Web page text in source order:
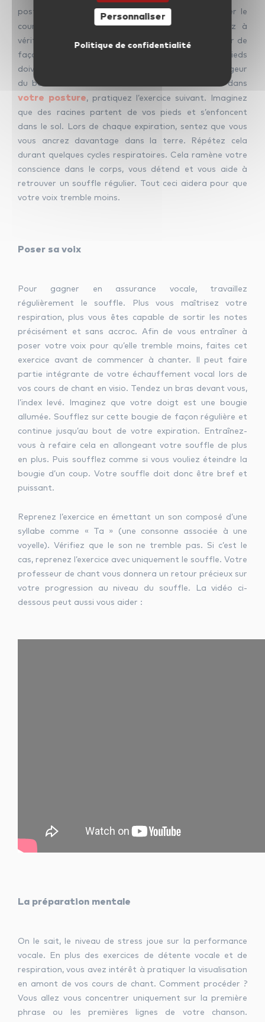
posture est stable et ancrée.Avant de commencer le
cours avec votreprofesseur de chant
, pensez à
vérifier votre position. Tenez-vous droit sans raideur de
façon à ce que vos épaules soient dégagées. Vos pieds
doivent être bien à plat sur le sol, écartés de la largeur
du bassin. Pour vous aider à vous sentir sécurisé dans
votre posture, pratiquez l’exercice suivant. Imaginez
que des racines partent de vos pieds et s’enfoncent
dans le sol. Lors de chaque expiration, sentez que vous
vous ancrez davantage dans la terre. Répétez cela
durant quelques cycles respiratoires. Cela ramène votre
conscience dans le corps, vous détend et vous aide à
retrouver un souffle régulier. Tout ceci aidera pour que
votre voix tremble moins.
Poser sa voix
Pour gagner en assurance vocale, travaillez
régulièrement le souffle. Plus vous maîtrisez votre
respiration, plus vous êtes capable de sortir les notes
précisément et sans accroc. Afin de vous entraîner à
poser votre voix pour qu’elle tremble moins, faites cet
exercice avant de commencer à chanter. Il peut faire
partie intégrante de votre échauffement vocal lors de
vos cours de chant en visio. Tendez un bras devant vous,
l’index levé. Imaginez que votre doigt est une bougie
allumée. Soufflez sur cette bougie de façon régulière et
continue jusqu’au bout de votre expiration. Entraînez-
vous à refaire cela en allongeant votre souffle de plus
en plus. Puis soufflez comme si vous vouliez éteindre la
bougie d’un coup. Votre souffle doit donc être bref et
puissant.
Reprenez l’exercice en émettant un son composé d’une
syllabe comme « Ta » (une consonne associée à une
voyelle). Vérifiez que le son ne tremble pas. Si c’est le
cas, reprenez l’exercice avec uniquement le souffle. Votre
professeur de chant vous donnera un retour précieux sur
votre progression au niveau du souffle. La vidéo ci-
dessous peut aussi vous aider :
La préparation mentale
On le sait, le niveau de stress joue sur la performance
vocale. En plus des exercices de détente vocale et de
respiration, vous avez intérêt à pratiquer la visualisation
en amont de vos cours de chant. Comment procéder ?
Vous allez vous concentrer uniquement sur la première
phrase ou les premières lignes de votre chanson.
Personnaliser
Politique de confidentialité